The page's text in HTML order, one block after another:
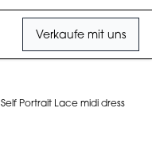
Verkaufe mit uns
Self Portrait Lace midi dress